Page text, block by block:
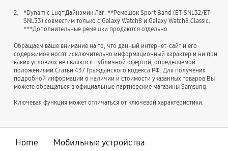
2.
*Dynamic Lug=Дайнэмик Лаг. **Ремешок Sport Band (ET-SNL32/ET-
SNL33) совместим только с Galaxy Watch8 и Galaxy Watch8 Classic.
***Дополнительные ремешки продаются отдельно.
Обращаем ваше внимание на то, что данный интернет-сайт и его
содержимое носят исключительно информационный характер и ни при
каких условиях не являются публичной офертой, определяемой
положениями Статьи 437 Гражданского кодекса РФ. Для получения
подробной информации о наличии и стоимости указанных товаров Вы
можете обращаться в официальные партнерские магазины Samsung.
Ключевая функция может отличаться от ключевой характеристики.
Home
Мобильные устройства